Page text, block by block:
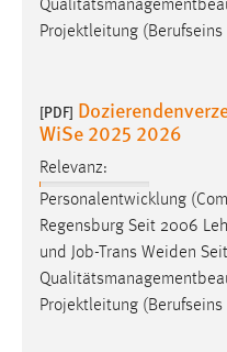
Projektleitung (Berufseins
[PDF]
WiSe 2025 2026
Relevanz:
Personalentwicklung
Regensburg Seit 2006
und Job-Trans Weiden
Projektleitung (Berufseins
Cookie Laufzeit:
Login
Name:
fe_user, be_user,
Zweck:
Dieser Cookie ist
einloggen zu können.